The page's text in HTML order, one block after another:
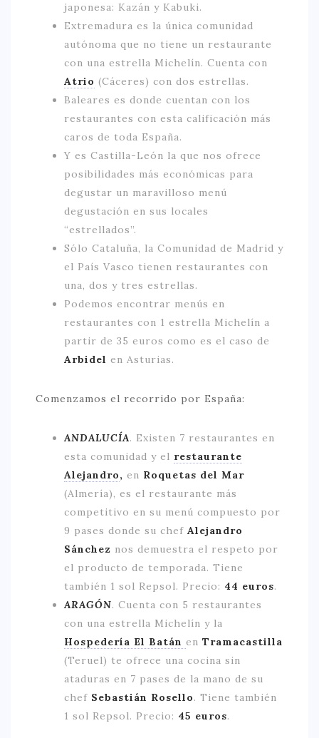
japonesa: Kazán y Kabuki.
Extremadura es la única comunidad
autónoma que no tiene un restaurante
con una estrella Michelín. Cuenta con
Atrio (Cáceres) con dos estrellas.
Baleares es donde cuentan con los
restaurantes con esta calificación más
caros de toda España.
Y es Castilla-León la que nos ofrece
posibilidades más económicas para
degustar un maravilloso menú
degustación en sus locales
“estrellados”.
Sólo Cataluña, la Comunidad de Madrid y
el País Vasco tienen restaurantes con
una, dos y tres estrellas.
Podemos encontrar menús en
restaurantes con 1 estrella Michelín a
partir de 35 euros como es el caso de
Arbidel en Asturias.
Comenzamos el recorrido por España:
ANDALUCÍA. Existen 7 restaurantes en
esta comunidad y el restaurante
Alejandro, en Roquetas del Mar
(Almería), es el restaurante más
competitivo en su menú compuesto por
9 pases donde su chef Alejandro
Sánchez nos demuestra el respeto por
el producto de temporada. Tiene
también 1 sol Repsol. Precio: 44 euros.
ARAGÓN. Cuenta con 5 restaurantes
con una estrella Michelín y la
Hospedería El Batán en Tramacastilla
(Teruel) te ofrece una cocina sin
ataduras en 7 pases de la mano de su
chef Sebastián Rosello. Tiene también
1 sol Repsol. Precio: 45 euros.